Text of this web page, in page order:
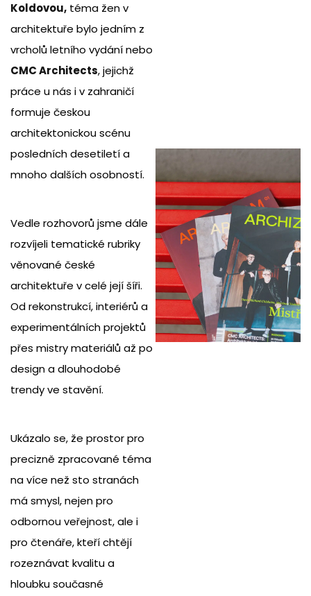
Koldovou, téma žen v
architektuře bylo jedním z
vrcholů letního vydání nebo
CMC Architects, jejichž
práce u nás i v zahraničí
formuje českou
architektonickou scénu
posledních desetiletí a
mnoho dalších osobností.
Vedle rozhovorů jsme dále
rozvíjeli tematické rubriky
věnované české
architektuře v celé její šíři.
Od rekonstrukcí, interiérů a
experimentálních projektů
přes mistry materiálů až po
design a dlouhodobé
trendy ve stavění.
Ukázalo se, že prostor pro
precizně zpracované téma
na více než sto stranách
má smysl, nejen pro
odbornou veřejnost, ale i
pro čtenáře, kteří chtějí
rozeznávat kvalitu a
hloubku současné